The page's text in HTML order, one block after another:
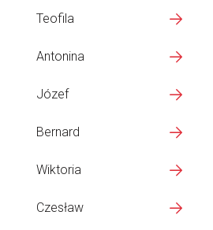
Teofila
Antonina
Józef
Bernard
Wiktoria
Czesław